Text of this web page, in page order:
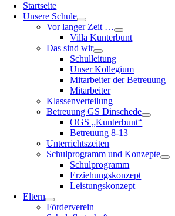
Startseite
Unsere Schule
Vor langer Zeit …
Villa Kunterbunt
Das sind wir
Schulleitung
Unser Kollegium
Mitarbeiter der Betreuung
Mitarbeiter
Klassenverteilung
Betreuung GS Dinschede
OGS „Kunterbunt“
Betreuung 8-13
Unterrichtszeiten
Schulprogramm und Konzepte
Schulprogramm
Erziehungskonzept
Leistungskonzept
Eltern
Förderverein